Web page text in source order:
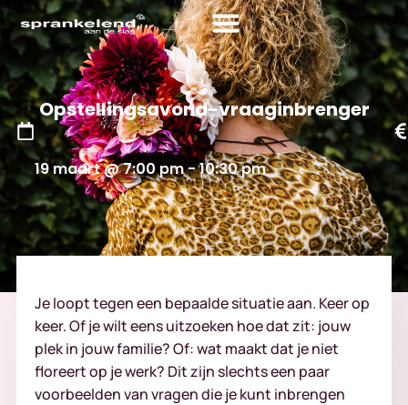
Opstellingsavond-vraaginbrenger
19 maart@7:00 pm-10:30 pm
Je loopt tegen een bepaalde situatie aan. Keer op
keer. Of je wilt eens uitzoeken hoe dat zit: jouw
plek in jouw familie? Of: wat maakt dat je niet
floreert op je werk? Dit zijn slechts een paar
voorbeelden van vragen die je kunt inbrengen